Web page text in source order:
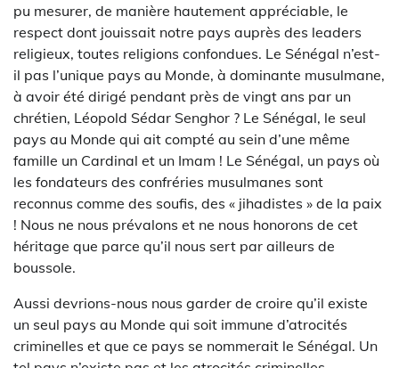
pu mesurer, de manière hautement appréciable, le
respect dont jouissait notre pays auprès des leaders
religieux, toutes religions confondues. Le Sénégal n’est-
il pas l’unique pays au Monde, à dominante musulmane,
à avoir été dirigé pendant près de vingt ans par un
chrétien, Léopold Sédar Senghor ? Le Sénégal, le seul
pays au Monde qui ait compté au sein d’une même
famille un Cardinal et un Imam ! Le Sénégal, un pays où
les fondateurs des confréries musulmanes sont
reconnus comme des soufis, des « jihadistes » de la paix
! Nous ne nous prévalons et ne nous honorons de cet
héritage que parce qu’il nous sert par ailleurs de
boussole.
Aussi devrions-nous nous garder de croire qu’il existe
un seul pays au Monde qui soit immune d’atrocités
criminelles et que ce pays se nommerait le Sénégal. Un